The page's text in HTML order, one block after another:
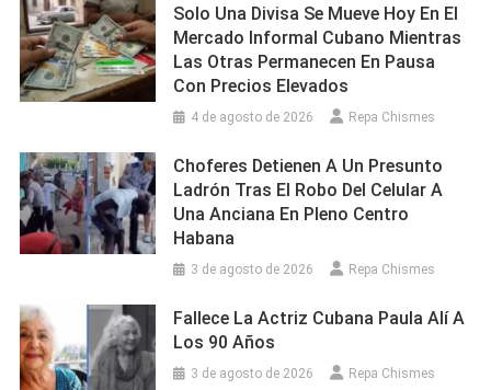
Solo Una Divisa Se Mueve Hoy En El
Mercado Informal Cubano Mientras
Las Otras Permanecen En Pausa
Con Precios Elevados
4 de agosto de 2026 Repa Chismes
Choferes Detienen A Un Presunto
Ladrón Tras El Robo Del Celular A
Una Anciana En Pleno Centro
Habana
3 de agosto de 2026 Repa Chismes
Fallece La Actriz Cubana Paula Alí A
Los 90 Años
3 de agosto de 2026 Repa Chismes